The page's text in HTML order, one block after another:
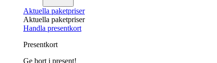
Aktuella paketpriser
Aktuella paketpriser
Handla presentkort
Presentkort
Ge bort i present!